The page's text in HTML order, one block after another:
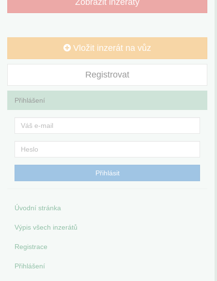
Zobrazit inzeráty
Vložit inzerát na vůz
Registrovat
Přihlášení
Úvodní stránka
Výpis všech inzerátů
Registrace
Přihlášení